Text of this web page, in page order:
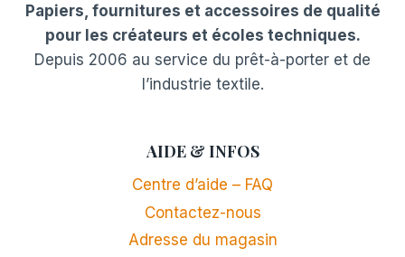
Papiers, fournitures et accessoires de qualité
pour les créateurs et écoles techniques.
Depuis 2006 au service du prêt-à-porter et de
l’industrie textile.
AIDE & INFOS
Centre d’aide – FAQ
Contactez-nous
Adresse du magasin